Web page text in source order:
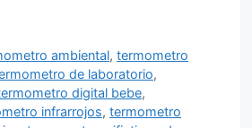
ambiental,termometro
de laboratorio,
digital bebe,
infrarrojos, termometro